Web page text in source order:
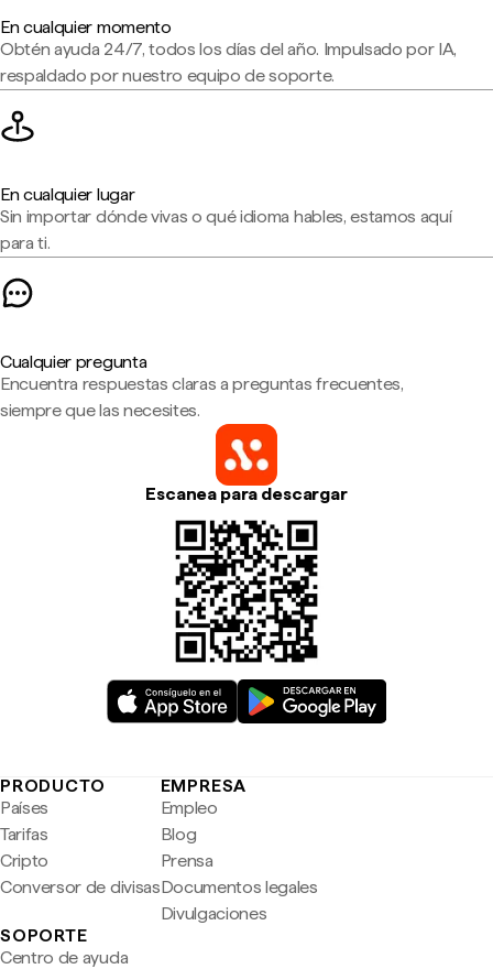
En cualquier momento
Obtén ayuda 24/7, todos los días del año. Impulsado por IA,
respaldado por nuestro equipo de soporte.
En cualquier lugar
Sin importar dónde vivas o qué idioma hables, estamos aquí
para ti.
Cualquier pregunta
Encuentra respuestas claras a preguntas frecuentes,
siempre que las necesites.
Escanea para descargar
PRODUCTO
Países
Tarifas
Cripto
Conversor de divisas
EMPRESA
Empleo
Blog
Prensa
Documentos legales
Divulgaciones
SOPORTE
Centro de ayuda